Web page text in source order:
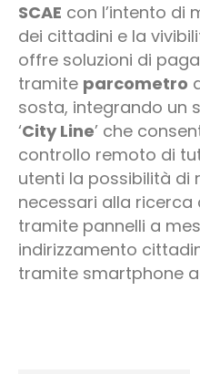
SCAE con l’intento di
dei cittadini e la
offre soluzioni di
tramite parcometro
sosta, integrando un
‘City Line’ che
controllo remoto di
utenti la possibilità di
necessari alla ricerca
tramite pannelli a
indirizzamento
tramite smartphone